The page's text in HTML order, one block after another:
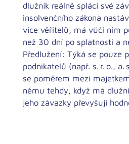
dlužník reálně splácí své
insolvenčního zákona
více věřitelů, má vůči nim
než 30 dní po splatnosti a
Předlužení: Týká se pouze
podnikatelů (např. s. r. o.,
se poměrem mezi
němu tehdy, když má
jeho závazky převyšují